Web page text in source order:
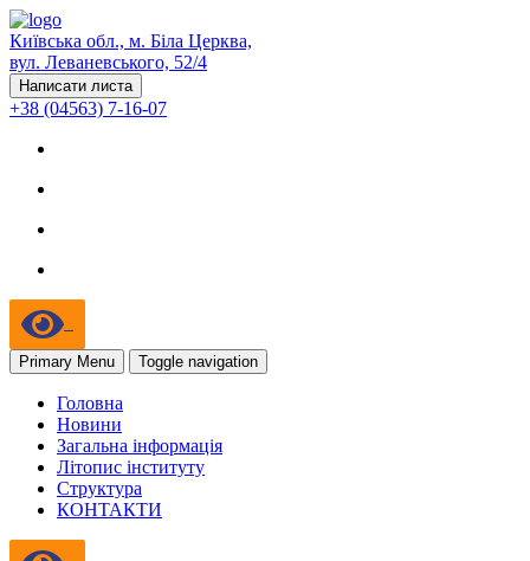
Київська обл., м. Біла Церква,
вул. Леваневського, 52/4
Написати листа
+38 (04563) 7-16-07
Primary Menu Toggle navigation
Головна
Новини
Загальна інформація
Літопис інституту
Структура
КОНТАКТИ